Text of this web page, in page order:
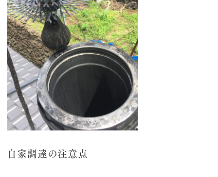
自家調達の注意点